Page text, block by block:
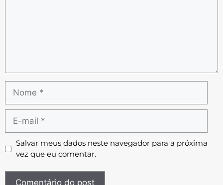
Salvar meus dados neste navegador para a próxima
vez que eu comentar.